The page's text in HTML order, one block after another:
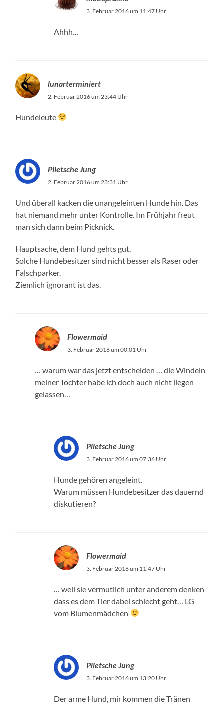
3. Februar 2016 um 11:47 Uhr
Ahhh…
lunarterminiert
2. Februar 2016 um 23:44 Uhr
Hundeleute
Plietsche Jung
2. Februar 2016 um 23:31 Uhr
Und überall kacken die unangeleinten Hunde hin. Das
hat niemand mehr unter Kontrolle. Im Frühjahr freut
man sich dann beim Picknick.
Hauptsache, dem Hund gehts gut.
Solche Hundebesitzer sind nicht besser als Raser oder
Falschparker.
Ziemlich ignorant ist das.
Flowermaid
3. Februar 2016 um 00:01 Uhr
… warum war das jetzt entscheiden … die Windeln
meiner Tochter habe ich doch auch nicht liegen
gelassen…
Plietsche Jung
3. Februar 2016 um 07:36 Uhr
Hunde gehören angeleint.
Warum müssen Hundebesitzer das dauernd
diskutieren?
Flowermaid
3. Februar 2016 um 11:47 Uhr
… weil sie vermutlich unter anderem denken
dass es dem Tier dabei schlecht geht… LG
vom Blumenmädchen
Plietsche Jung
3. Februar 2016 um 13:20 Uhr
Der arme Hund, mir kommen die Tränen